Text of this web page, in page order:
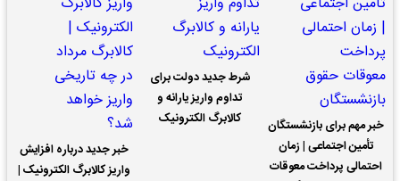
خبر مهم برای بازنشستگان
تأمین اجتماعی | زمان
احتمالی پرداخت معوقات
شرط جدید دولت برای
تداوم واریز یارانه و
کالابرگ الکترونیک
خبر جدید درباره افزایش
واریز کالابرگ الکترونیک |